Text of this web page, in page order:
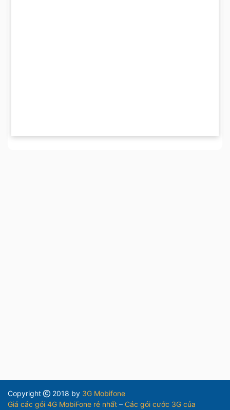
Copyright 2018 by 3G Mobifone
Giá các gói 4G MobiFone rẻ nhất – Các gói cước 3G của